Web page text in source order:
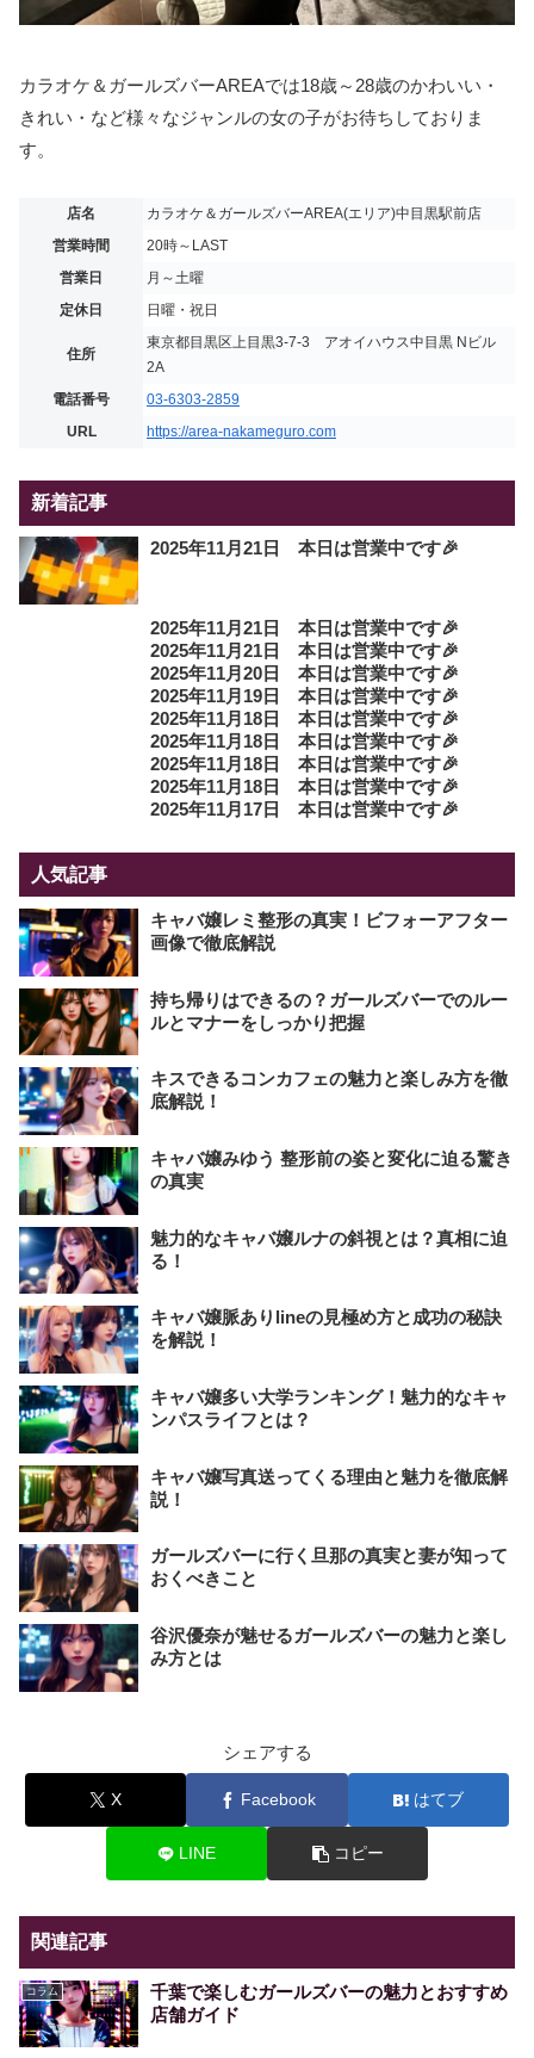
カラオケ＆ガールズバーAREAでは18歳～28歳のかわいい・
きれい・など様々なジャンルの女の子がお待ちしておりま
す。
店名
カラオケ＆ガールズバーAREA(エリア)中目黒駅前店
営業時間
20時～LAST
営業日
月～土曜
定休日
日曜・祝日
住所
東京都目黒区上目黒3-7-3 アオイハウス中目黒 Nビル
2A
電話番号
03-6303-2859
URL
https://area-nakameguro.com
新着記事
2025年11月21日 本日は営業中です🎉
2025年11月21日 本日は営業中です🎉
2025年11月21日 本日は営業中です🎉
2025年11月20日 本日は営業中です🎉
2025年11月19日 本日は営業中です🎉
2025年11月18日 本日は営業中です🎉
2025年11月18日 本日は営業中です🎉
2025年11月18日 本日は営業中です🎉
2025年11月18日 本日は営業中です🎉
2025年11月17日 本日は営業中です🎉
人気記事
キャバ嬢レミ整形の真実！ビフォーアフター
画像で徹底解説
持ち帰りはできるの？ガールズバーでのルー
ルとマナーをしっかり把握
キスできるコンカフェの魅力と楽しみ方を徹
底解説！
キャバ嬢みゆう 整形前の姿と変化に迫る驚き
の真実
魅力的なキャバ嬢ルナの斜視とは？真相に迫
る！
キャバ嬢脈ありlineの見極め方と成功の秘訣
を解説！
キャバ嬢多い大学ランキング！魅力的なキャ
ンパスライフとは？
キャバ嬢写真送ってくる理由と魅力を徹底解
説！
ガールズバーに行く旦那の真実と妻が知って
おくべきこと
谷沢優奈が魅せるガールズバーの魅力と楽し
み方とは
シェアする
X Facebook はてブ
LINE コピー
関連記事
コラム
千葉で楽しむガールズバーの魅力とおすすめ
店舗ガイド